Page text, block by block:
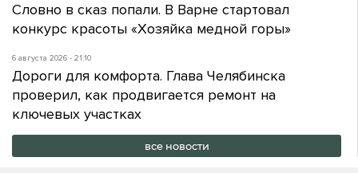
Словно в сказ попали. В Варне стартовал
конкурс красоты «Хозяйка медной горы»
6 августа 2026 - 21:10
Дороги для комфорта. Глава Челябинска
проверил, как продвигается ремонт на
ключевых участках
все новости